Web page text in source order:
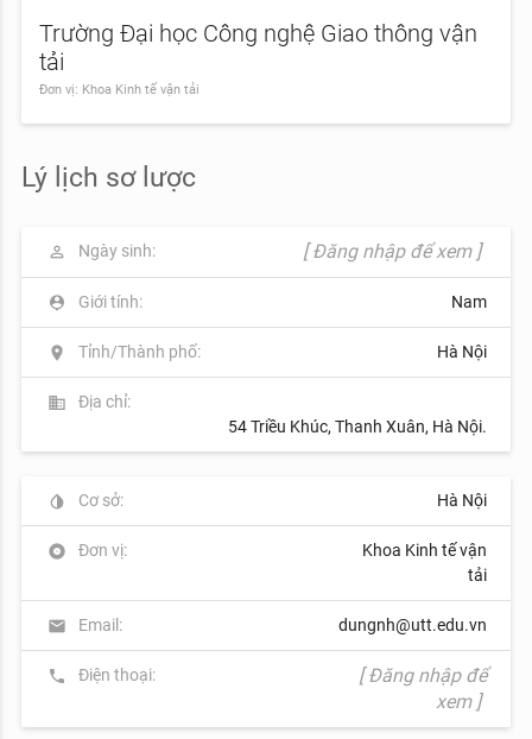
Trường Đại học Công nghệ Giao thông vận
tải
Đơn vị: Khoa Kinh tế vận tải
Lý lịch sơ lược
perm_identity Ngày sinh: [ Đăng nhập để xem ]
person_pin Giới tính: Nam
location_on Tỉnh/Thành phố: Hà Nội
business
Địa chỉ:
54 Triều Khúc, Thanh Xuân, Hà Nội.
invert_colors Cơ sở: Hà Nội
album Đơn vị:
Khoa Kinh tế vận
tải
mail Email: dungnh@utt.edu.vn
phone Điện thoại:
[ Đăng nhập để
xem ]